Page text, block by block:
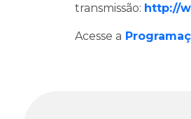
transmissão: http://
Acesse a